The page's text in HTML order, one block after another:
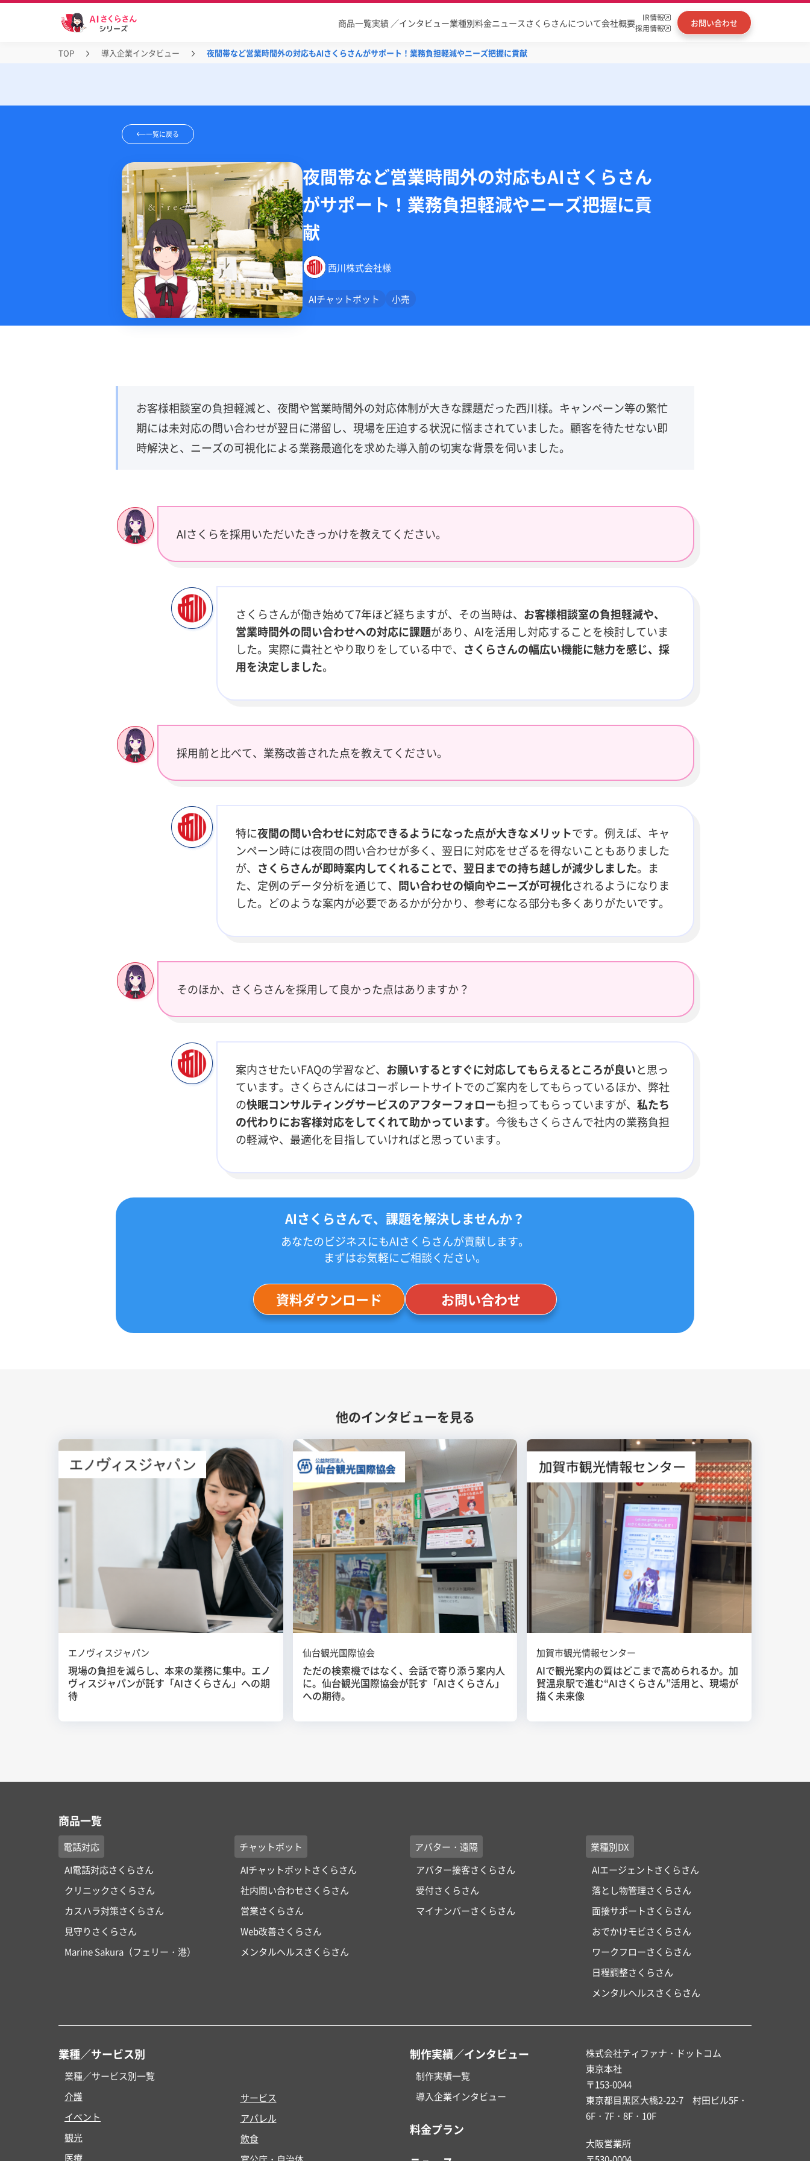
商品一覧実績 ／インタビュー業種別料金ニュース さくらさんについて会社概要
IR情報
採用情報
お問い合わせ
TOP 導入企業インタビュー 夜間帯など営業時間外の対応もAIさくらさんがサポート！業務負担軽減やニーズ把握に貢献
一覧に戻る
夜間帯など営業時間外の対応もAIさくらさん
がサポート！業務負担軽減やニーズ把握に貢
献
西川株式会社様
AIチャットボット 小売
お客様相談室の負担軽減と、夜間や営業時間外の対応体制が大きな課題だった西川様。キャンペーン等の繁忙
期には未対応の問い合わせが翌日に滞留し、現場を圧迫する状況に悩まされていました。顧客を待たせない即
時解決と、ニーズの可視化による業務最適化を求めた導入前の切実な背景を伺いました。
AIさくらを採用いただいたきっかけを教えてください。
さくらさんが働き始めて7年ほど経ちますが、その当時は、 お客様相談室の負担軽減や、
営業時間外の問い合わせへの対応に課題があり、AIを活用し対応することを検討していま
した。実際に貴社とやり取りをしている中で、 さくらさんの幅広い機能に魅力を感じ、採
用を決定しました。
採用前と比べて、業務改善された点を教えてください。
特に夜間の問い合わせに対応できるようになった点が大きなメリットです。例えば、キャ
ンペーン時には夜間の問い合わせが多く、翌日に対応をせざるを得ないこともありました
が、 さくらさんが即時案内してくれることで、翌日までの持ち越しが減少しました。ま
た、定例のデータ分析を通じて、 問い合わせの傾向やニーズが可視化されるようになりま
した。どのような案内が必要であるかが分かり、参考になる部分も多くありがたいです。
そのほか、さくらさんを採用して良かった点はありますか？
案内させたいFAQの学習など、 お願いするとすぐに対応してもらえるところが良いと思っ
ています。さくらさんにはコーポレートサイトでのご案内をしてもらっているほか、弊社
の快眠コンサルティングサービスのアフターフォローも担ってもらっていますが、 私たち
の代わりにお客様対応をしてくれて助かっています。今後もさくらさんで社内の業務負担
の軽減や、最適化を目指していければと思っています。
AIさくらさんで、課題を解決しませんか？
あなたのビジネスにもAIさくらさんが貢献します。
まずはお気軽にご相談ください。
資料ダウンロード お問い合わせ
他のインタビューを見る
エノヴィスジャパン
現場の負担を減らし、本来の業務に集中。エノ
ヴィスジャパンが託す「AIさくらさん」への期
待
仙台観光国際協会
ただの検索機ではなく、会話で寄り添う案内人
に。仙台観光国際協会が託す「AIさくらさん」
への期待。
加賀市観光情報センター
AIで観光案内の質はどこまで高められるか。加
賀温泉駅で進む“AIさくらさん”活用と、現場が
描く未来像
商品一覧
電話対応
AI電話対応さくらさん
クリニックさくらさん
カスハラ対策さくらさん
見守りさくらさん
Marine Sakura（フェリー・港）
チャットボット
AIチャットボットさくらさん
社内問い合わせさくらさん
営業さくらさん
Web改善さくらさん
メンタルヘルスさくらさん
アバター・遠隔
アバター接客さくらさん
受付さくらさん
マイナンバーさくらさん
業種別DX
AIエージェントさくらさん
落とし物管理さくらさん
面接サポートさくらさん
おでかけモビさくらさん
ワークフローさくらさん
日程調整さくらさん
メンタルヘルスさくらさん
業種／サービス別
業種／サービス別一覧
介護
イベント
観光
医療
サービス
アパレル
飲食
制作実績／インタビュー
制作実績一覧
導入企業インタビュー
料金プラン
株式会社ティファナ・ドットコム
東京本社
〒153-0044
東京都目黒区大橋2-22-7 村田ビル5F・
6F・7F・8F・10F
大阪営業所